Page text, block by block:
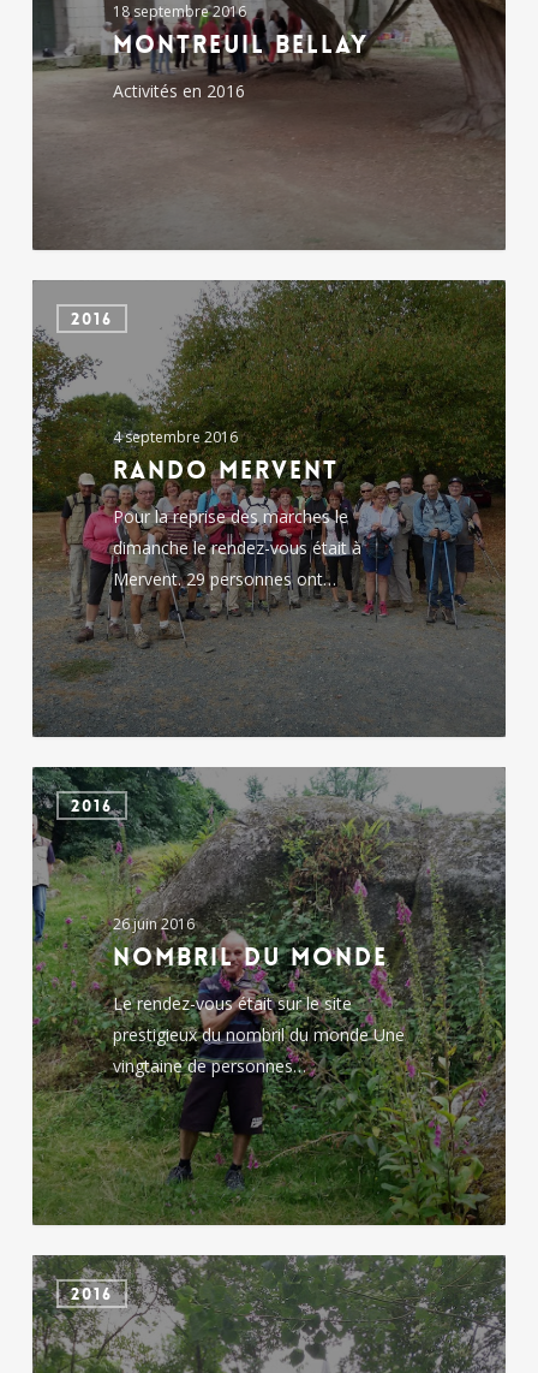
18 septembre 2016
Montreuil Bellay
Activités en 2016
Mervent2016
4 septembre 2016
Rando Mervent
Pour la reprise des marches le
dimanche le rendez-vous était à
Mervent. 29 personnes ont…
Nombril
du
monde
2016
26 juin 2016
Nombril du monde
Le rendez-vous était sur le site
prestigieux du nombril du monde Une
vingtaine de personnes…
La
Vienne
sur
la
2016